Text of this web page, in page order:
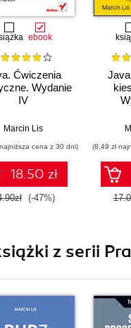
ebook
Ćwiczenia
Wydanie
IV
Marcin Lis
cena z 30 dni)
18.50 zł
(-47%)
(8,49 zł
z serii